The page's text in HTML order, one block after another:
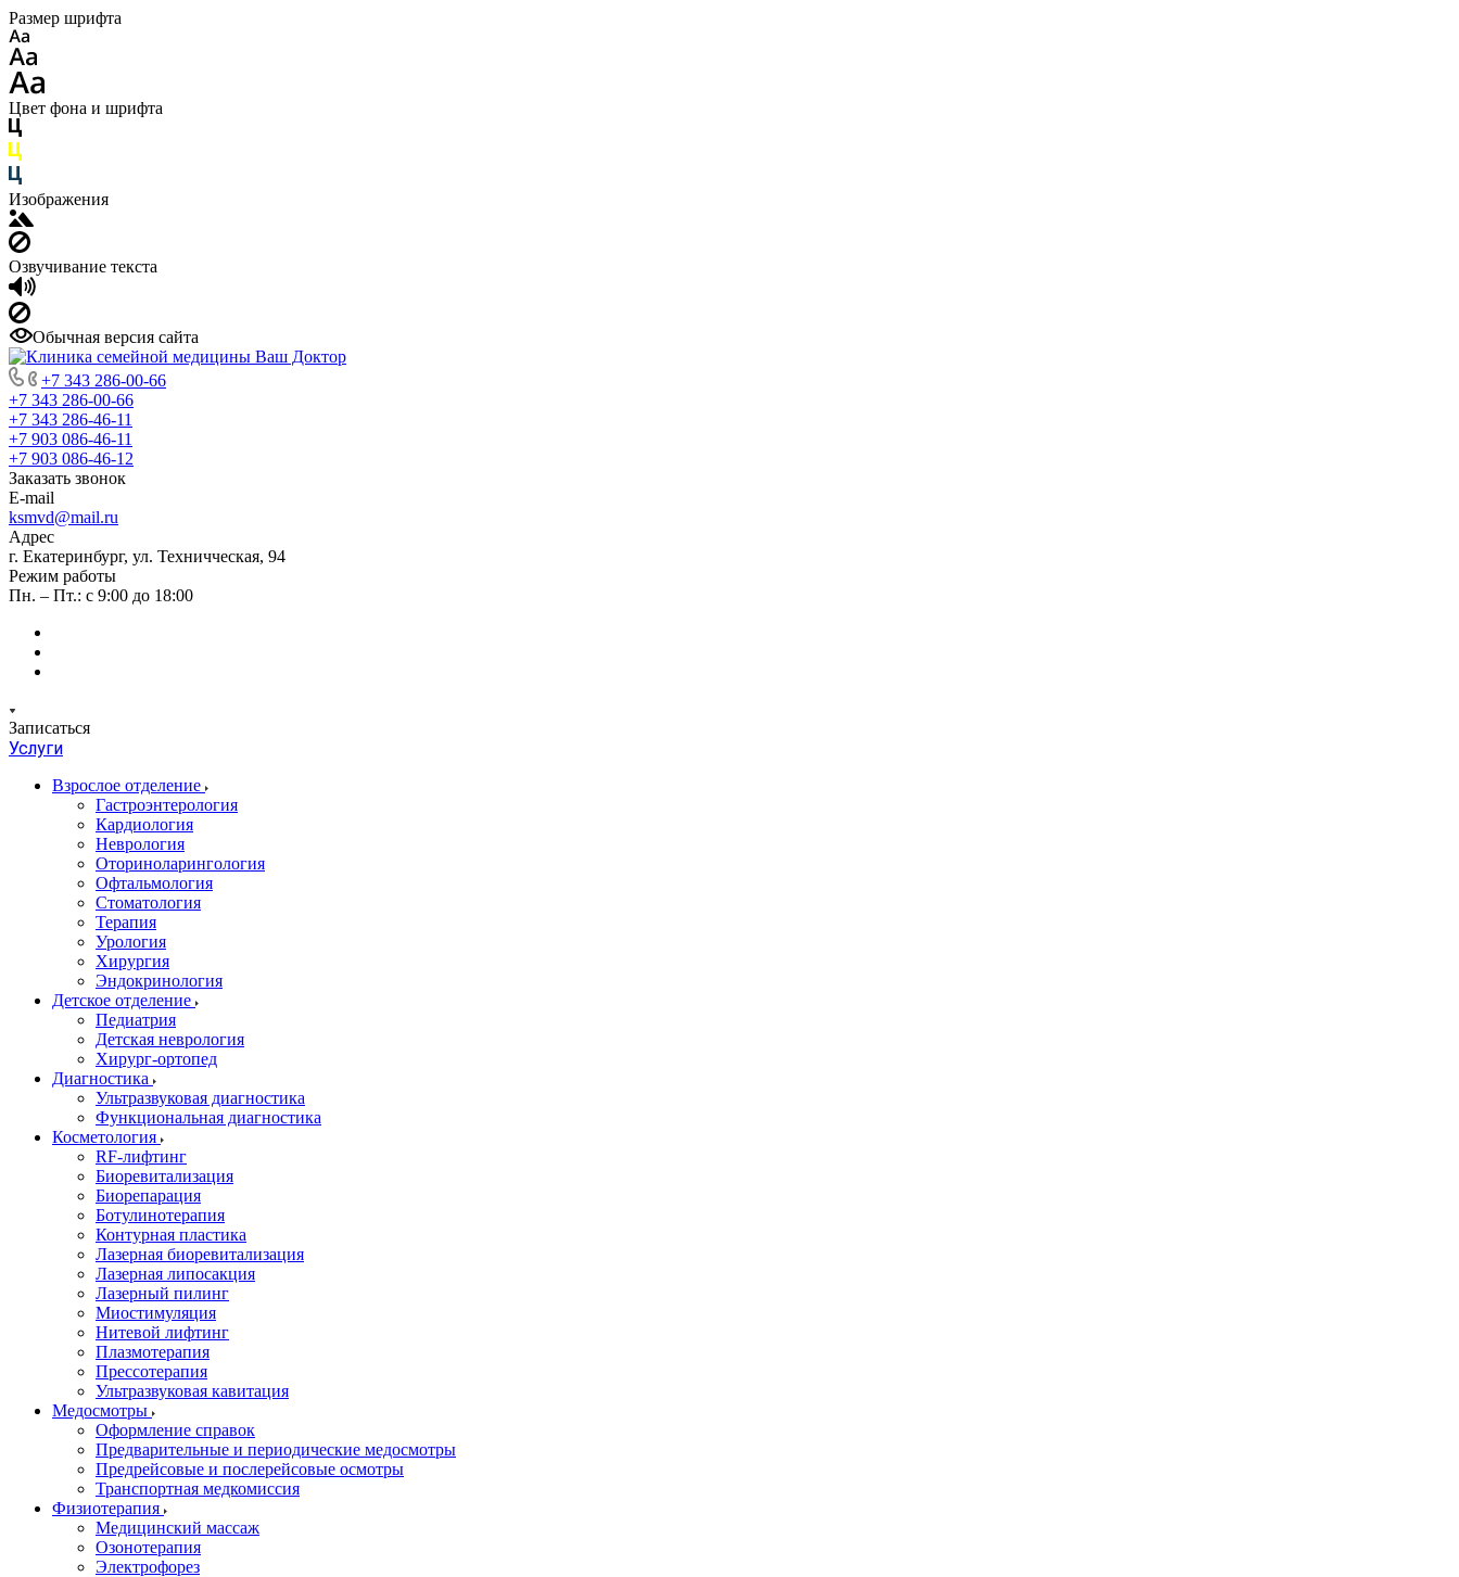
Размер шрифта
Цвет фона и шрифта
Изображения
Озвучивание текста
Обычная версия сайта
+7 343 286-00-66
+7 343 286-00-66
+7 343 286-46-11
+7 903 086-46-11
+7 903 086-46-12
Заказать звонок
E-mail
ksmvd@mail.ru
Адрес
г. Екатеринбург, ул. Техничческая, 94
Режим работы
Пн. – Пт.: с 9:00 до 18:00
Записаться
Услуги
Взрослое отделение
Гастроэнтерология
Кардиология
Неврология
Оториноларингология
Офтальмология
Стоматология
Терапия
Урология
Хирургия
Эндокринология
Детское отделение
Педиатрия
Детская неврология
Хирург-ортопед
Диагностика
Ультразвуковая диагностика
Функциональная диагностика
Косметология
RF-лифтинг
Биоревитализация
Биорепарация
Ботулинотерапия
Контурная пластика
Лазерная биоревитализация
Лазерная липосакция
Лазерный пилинг
Миостимуляция
Нитевой лифтинг
Плазмотерапия
Прессотерапия
Ультразвуковая кавитация
Медосмотры
Оформление справок
Предварительные и периодические медосмотры
Предрейсовые и послерейсовые осмотры
Транспортная медкомиссия
Физиотерапия
Медицинский массаж
Озонотерапия
Электрофорез